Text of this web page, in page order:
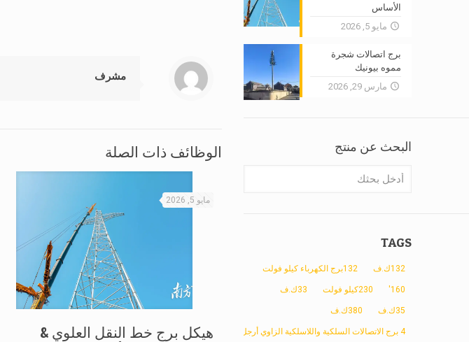
مشرف
الوظائف ذات الصلة
مايو 5, 2026
هيكل برج خط النقل العلوي &
الأساس
مايو 5, 2026
برج اتصالات شجرة
مموه بيونيك
مارس 29, 2026
البحث عن منتج
TAGS
132ك.ف 132برج الكهرباء كيلو فولت
160' 230كيلو فولت 33ك.ف
35ك.ف 380ك.ف
4 برج الاتصالات السلكية واللاسلكية الزاوي أرجل